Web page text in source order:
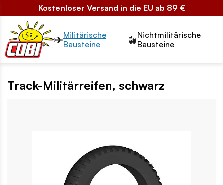
Kostenloser Versand in die EU ab 89 €
Przełącznik segmentów2
Militärische
Bausteine
Nichtmilitärische
Bausteine
Track-Militärreifen, schwarz